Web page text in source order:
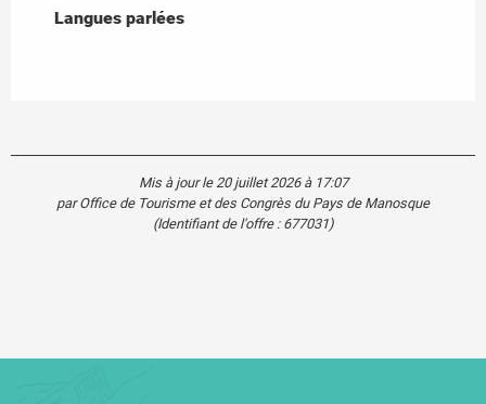
Langues parlées
Langues parlées
Mis à jour le 20 juillet 2026 à 17:07
par Office de Tourisme et des Congrès du Pays de Manosque
(Identifiant de l'offre : 677031)